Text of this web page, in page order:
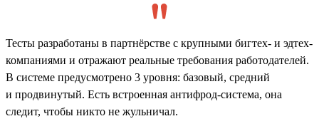
Тесты разработаны в партнёрстве с крупными бигтех- и эдтех-
компаниями и отражают реальные требования работодателей.
В системе предусмотрено 3 уровня: базовый, средний
и продвинутый. Есть встроенная антифрод-система, она
следит, чтобы никто не жульничал.